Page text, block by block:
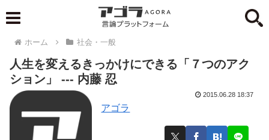
ホーム 社会・一般
人生を変えるきっかけにできる「７つのアク
ション」 --- 内藤 忍
アゴラ
2015.06.28 18:37